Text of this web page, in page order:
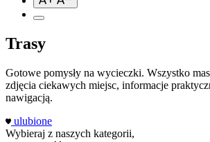
Trasy
Gotowe pomysły na wycieczki. Wszystko
zdjęcia ciekawych miejsc, informacje
nawigacją.
ulubione
Wybieraj z naszych kategorii,